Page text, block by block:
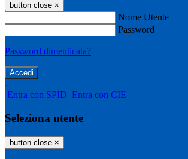
button close ×
Nome Utente
Password
Password dimenticata?
-
Entra con SPID Entra con CIE
Seleziona utente
button close ×